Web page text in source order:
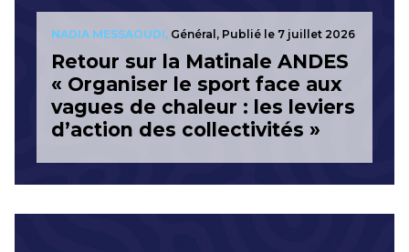
NADIA MESSAOUDI, Général, Publié le 7 juillet 2026
Retour sur la Matinale ANDES
« Organiser le sport face aux
vagues de chaleur : les leviers
d’action des collectivités »